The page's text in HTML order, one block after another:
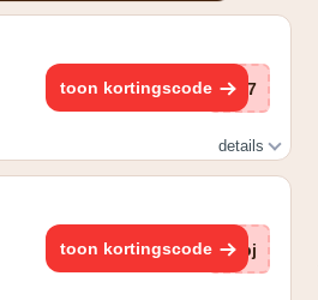
toon kortingscode Gr7
details
toon kortingscode Kpj